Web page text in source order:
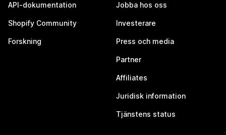
API-dokumentation
Shopify Community
Forskning
Jobba hos oss
Investerare
Press och media
Partner
Affiliates
Juridisk information
Tjänstens status